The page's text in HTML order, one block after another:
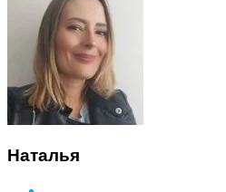
Наталья